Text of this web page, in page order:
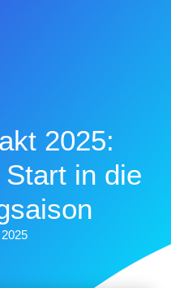
2025:
in die